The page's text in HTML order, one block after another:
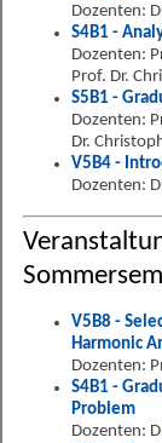
Dozenten:
S4B1 -
Dozenten:
Prof. Dr.
S5B1 -
Dozenten:
Dr.
V5B4 -
Dozenten:
V5B8 -
Harmonic
Dozenten:
S4B1 -
Problem
Dozenten: